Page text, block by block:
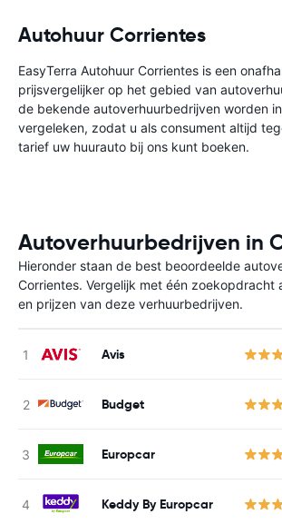
Autohuur Corrientes
EasyTerra Autohuur Corrientes is een
prijsvergelijker op het gebied van
de bekende autoverhuurbedrijven worden
vergeleken, zodat u als consument altijd
tarief uw huurauto bij ons kunt boeken.
Autoverhuurbedrijven in
Hieronder staan de best beoordeelde
Corrientes. Vergelijk met één zoekopdracht
en prijzen van deze verhuurbedrijven.
Avis
Budget
Europcar
Keddy By Europcar